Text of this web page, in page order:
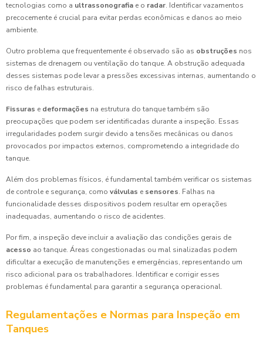
tecnologias como a ultrassonografia e o radar. Identificar vazamentos
precocemente é crucial para evitar perdas econômicas e danos ao meio
ambiente.
Outro problema que frequentemente é observado são as obstruções nos
sistemas de drenagem ou ventilação do tanque. A obstrução adequada
desses sistemas pode levar a pressões excessivas internas, aumentando o
risco de falhas estruturais.
Fissuras e deformações na estrutura do tanque também são
preocupações que podem ser identificadas durante a inspeção. Essas
irregularidades podem surgir devido a tensões mecânicas ou danos
provocados por impactos externos, comprometendo a integridade do
tanque.
Além dos problemas físicos, é fundamental também verificar os sistemas
de controle e segurança, como válvulas e sensores. Falhas na
funcionalidade desses dispositivos podem resultar em operações
inadequadas, aumentando o risco de acidentes.
Por fim, a inspeção deve incluir a avaliação das condições gerais de
acesso ao tanque. Áreas congestionadas ou mal sinalizadas podem
dificultar a execução de manutenções e emergências, representando um
risco adicional para os trabalhadores. Identificar e corrigir esses
problemas é fundamental para garantir a segurança operacional.
Regulamentações e Normas para Inspeção em
Tanques